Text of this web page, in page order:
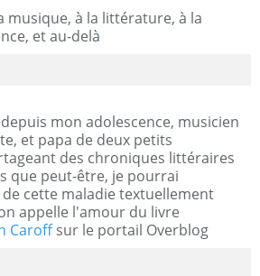
musique, à la littérature, à la
et au-delà
mon adolescence, musicien
et papa de deux petits
des chroniques littéraires
que peut-être, je pourrai
cette maladie textuellement
appelle l'amour du livre
Caroffsur le portail Overblog